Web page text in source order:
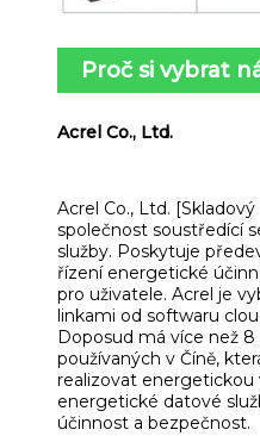
Proč si vybrat
Acrel Co., Ltd.
Acrel Co., Ltd.
společnost soustředící
služby. Poskytuje
řízení energetické
pro uživatele. Acrel je
linkami od softwaru
Doposud má více než
používaných v Číně,
realizovat energetickou
energetické datové
účinnost a bezpečnost.